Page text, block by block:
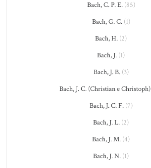
Bach, C. P. E.(85)
Bach, G. C.(1)
Bach, H. (2)
Bach, J. (1)
Bach, J. B.(3)
Bach, J. C. (Christian e Christoph)
Bach, J. C. F.(7)
Bach, J. L. (2)
Bach, J. M. (4)
Bach, J. N. (1)